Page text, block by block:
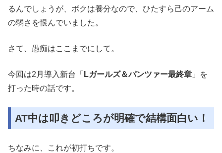
るんでしょうが、ボクは養分なので、ひたすら己のアーム
の弱さを恨んでいました。
さて、愚痴はここまでにして。
今回は2月導入新台「 Lガールズ＆パンツァー最終章 」を
打った時の話です。
AT中は叩きどころが明確で結構面白い！
ちなみに、これが初打ちです。